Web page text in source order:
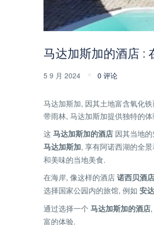
马达加斯加的酒店 :
5 9 月 2024 0 评论
马达加斯加, 因其土地富含氧化
带雨林, 马达加斯加提供独特的
这马达加斯加的酒店 因其当地
马达加斯加, 享有阿诺西湖的全
和美味的当地美食.
在海岸, 像这样的酒店诺西贝酒店
选择国家公园内的旅馆, 例如 安
通过选择一个 马达加斯加的酒店
富的体验.